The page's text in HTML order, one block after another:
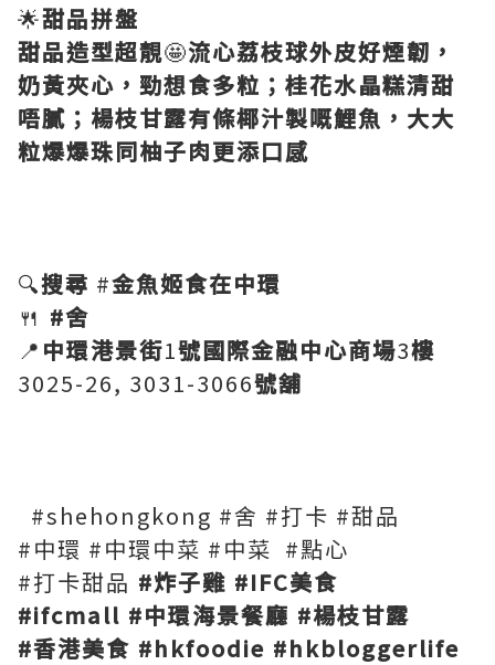
🌟甜品拼盤
甜品造型超靚🤩流心荔枝球外皮好煙韌，
奶黃夾心，勁想食多粒；桂花水晶糕清甜
唔膩；楊枝甘露有條椰汁製嘅鯉魚，大大
粒爆爆珠同柚子肉更添口感
🔍搜尋 #金魚姬食在中環
🍴 #舍
📍 中環港景街1號國際金融中心商場3樓
3025-26, 3031-3066號舖
#shehongkong #舍 #打卡 #甜品
#中環 #中環中菜 #中菜 #點心
#打卡甜品 #炸子雞 #IFC美食
#ifcmall #中環海景餐廳 #楊枝甘露
#香港美食 #hkfoodie #hkbloggerlife